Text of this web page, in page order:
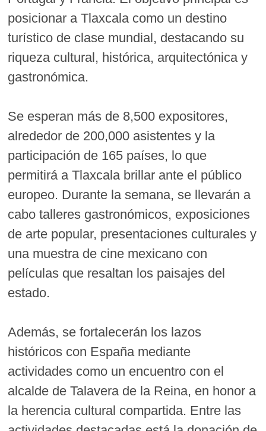
posicionar a Tlaxcala como un destino
turístico de clase mundial, destacando su
riqueza cultural, histórica, arquitectónica y
gastronómica.
Se esperan más de 8,500 expositores,
alrededor de 200,000 asistentes y la
participación de 165 países, lo que
permitirá a Tlaxcala brillar ante el público
europeo. Durante la semana, se llevarán a
cabo talleres gastronómicos, exposiciones
de arte popular, presentaciones culturales y
una muestra de cine mexicano con
películas que resaltan los paisajes del
estado.
Además, se fortalecerán los lazos
históricos con España mediante
actividades como un encuentro con el
alcalde de Talavera de la Reina, en honor a
la herencia cultural compartida. Entre las